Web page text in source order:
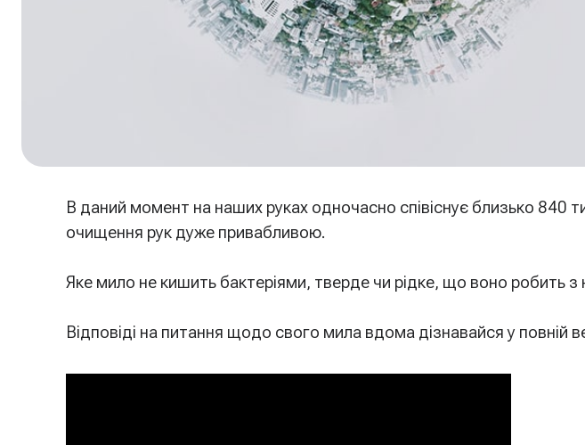
В даний момент на наших руках одночасно співіснує близько 840
очищення рук дуже привабливою.
Яке мило не кишить бактеріями, тверде чи рідке, що воно робить
Відповіді на питання щодо свого мила вдома дізнавайся у повній